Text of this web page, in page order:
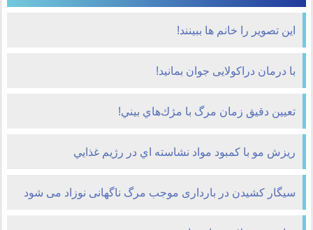
این تصویر را خانم ها ببینند!
با درمان دراکولایی جوان بمانید!
تعيين دقيق زمان مرگ با مژك‌هاي بيني!
ريزش مو با کمبود مواد نشاسته اي در رژيم غذايي
سیگار کشیدن در بارداری موجب مرگ ناگهانی نوزاد می شود